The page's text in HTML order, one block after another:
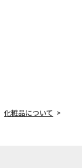
化粧品について